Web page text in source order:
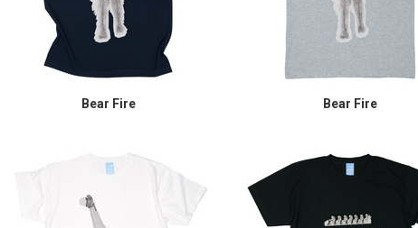
Bear Fire Bear Fire